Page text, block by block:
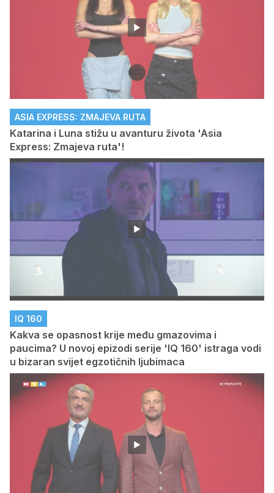
ASIA EXPRESS: ZMAJEVA RUTA
Katarina i Luna stižu u avanturu života 'Asia
Express: Zmajeva ruta'!
IQ 160
Kakva se opasnost krije među gmazovima i
paucima? U novoj epizodi serije 'IQ 160' istraga vodi
u bizaran svijet egzotičnih ljubimaca